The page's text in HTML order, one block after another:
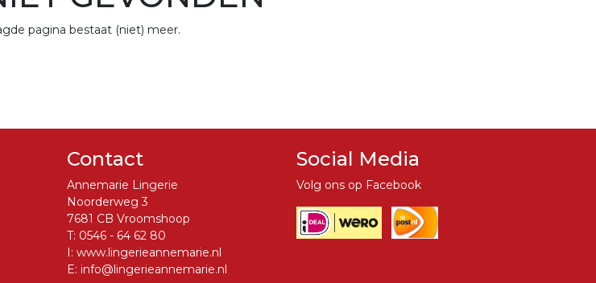
pagina bestaat (niet) meer.
Contact
Annemarie Lingerie
Noorderweg 3
7681 CB Vroomshoop
T: 0546 - 64 62 80
I: www.lingerieannemarie.nl
E: info@lingerieannemarie.nl
Social Media
Volg ons op Facebook